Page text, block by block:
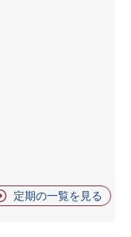
定期の一覧を見る